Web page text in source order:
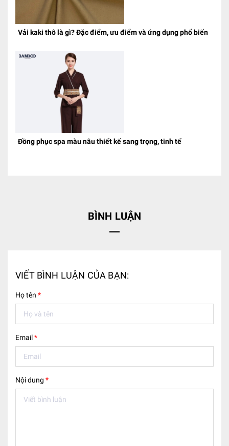
Vải kaki thô là gì? Đặc điểm, ưu điểm và ứng dụng phổ biến
Đồng phục spa màu nâu thiết kế sang trọng, tinh tế
BÌNH LUẬN
VIẾT BÌNH LUẬN CỦA BẠN:
Họ tên *
Email*
Nội dung *